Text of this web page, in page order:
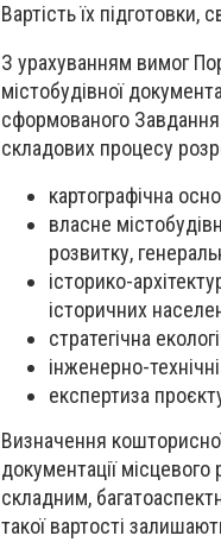
Вартість їх
З урахуванням вимог
містобудівної
сформованого Завдання
складових процесу
картографічна
власне
розвитку,
історико-
історичних
стратегічна
інженерно-
експертиза
Визначення
документації
складним,
такої вартості